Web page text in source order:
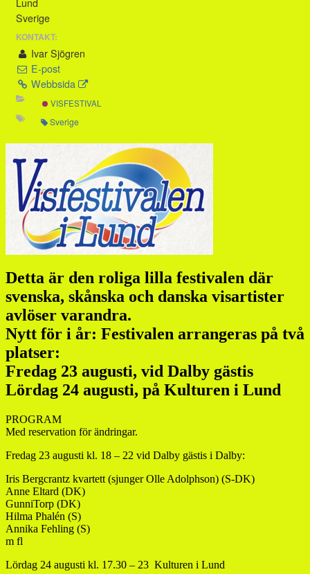
Sverige
KONTAKT:
Ivar Sjögren
E-post
Webbsida
VISFESTIVAL
Sverige
Detta är den roliga lilla festivalen där
svenska, skånska och danska visartister
avlöser varandra.
Nytt för i år: Festivalen arrangeras på två
platser:
Fredag 23 augusti, vid Dalby gästis
Lördag 24 augusti, på Kulturen i Lund
PROGRAM
Med reservation för ändringar.
Fredag 23 augusti kl. 18 – 22 vid Dalby gästis i Dalby:
Iris Bergcrantz kvartett (sjunger Olle Adolphson) (S-DK)
Anne Eltard (DK)
GunniTorp (DK)
Hilma Phalén (S)
Annika Fehling (S)
m fl
Lördag 24 augusti kl. 17.30 – 23 Kulturen i Lund